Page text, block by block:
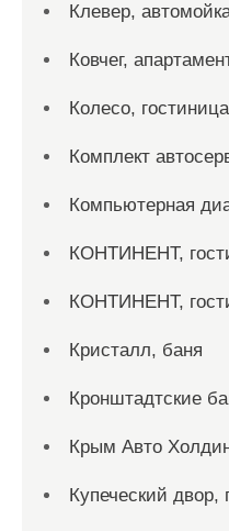
Клевер,
Ковчег,
Колесо, гостиница
Комплект
Компьютерная
КОНТИНЕНТ,
КОНТИНЕНТ,
Кристалл, баня
Кронштадтские
Крым Авто
Купеческий двор,